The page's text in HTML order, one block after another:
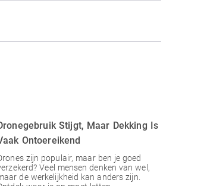
Stijgt, Maar Dekking Is
Ontoereikend
zijn populair, maar ben je goed
Veel mensen denken van wel,
de werkelijkheid kan anders zijn.